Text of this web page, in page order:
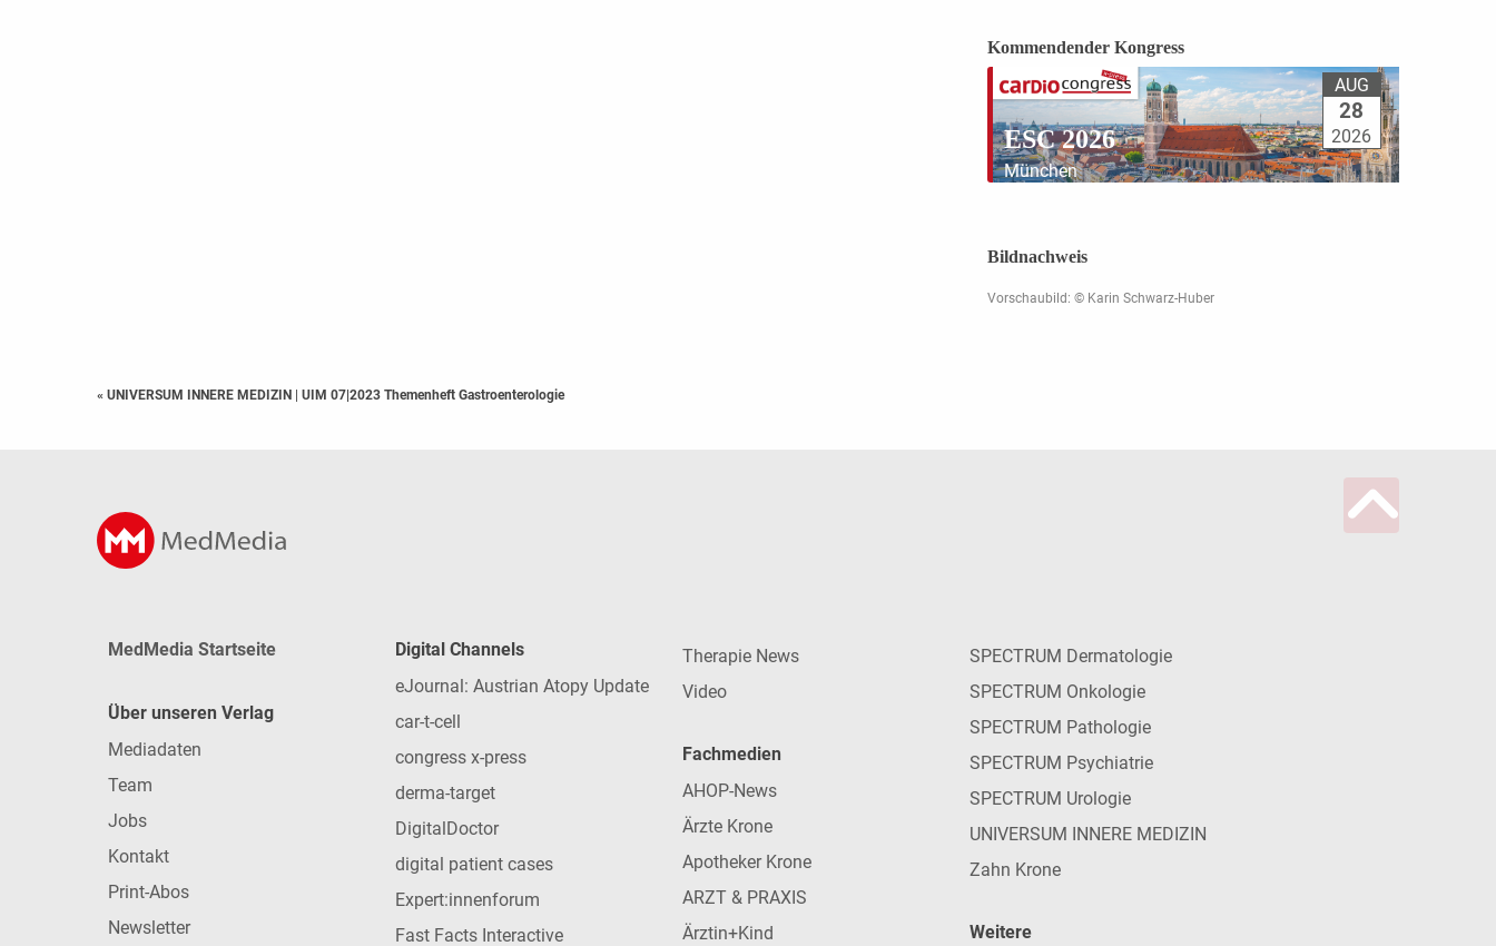
Kommendender Kongress
ESC 2026
München
AUG
28
2026
Bildnachweis
Vorschaubild: © Karin Schwarz-Huber
« UNIVERSUM INNERE MEDIZIN | UIM 07|2023 Themenheft Gastroenterologie
MedMedia Startseite
Über unseren Verlag
Mediadaten
Team
Jobs
Kontakt
Print-Abos
Newsletter
Digital Channels
eJournal: Austrian Atopy Update
car-t-cell
congress x-press
derma-target
DigitalDoctor
digital patient cases
Expert:innenforum
Fast Facts Interactive
Therapie News
Video
Fachmedien
AHOP-News
Ärzte Krone
Apotheker Krone
ARZT & PRAXIS
Ärztin+Kind
SPECTRUM Dermatologie
SPECTRUM Onkologie
SPECTRUM Pathologie
SPECTRUM Psychiatrie
SPECTRUM Urologie
UNIVERSUM INNERE MEDIZIN
Zahn Krone
Weitere